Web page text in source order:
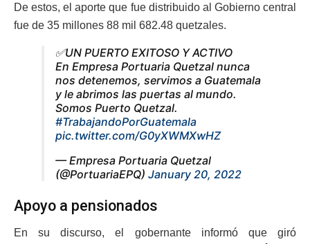
De estos, el aporte que fue distribuido al Gobierno central
fue de 35 millones 88 mil 682.48 quetzales.
✅UN PUERTO EXITOSO Y ACTIVO
En Empresa Portuaria Quetzal nunca
nos detenemos, servimos a Guatemala
y le abrimos las puertas al mundo.
Somos Puerto Quetzal.
#TrabajandoPorGuatemala
pic.twitter.com/G0yXWMXwHZ
— Empresa Portuaria Quetzal
(@PortuariaEPQ) January 20, 2022
Apoyo a pensionados
En su discurso, el gobernante informó que giró